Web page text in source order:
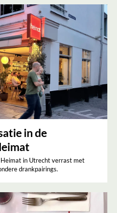
in de
in Utrecht verrast met
drankpairings.